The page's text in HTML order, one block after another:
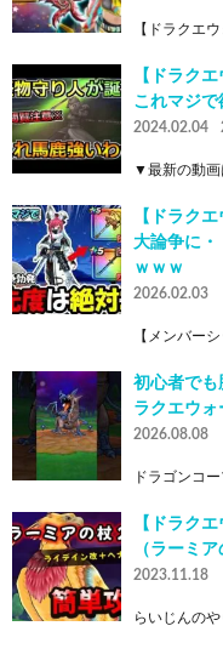
【ドラクエ
【ドラク
これマジで
2024.02.04
▼最新の動
【ドラク
大論争に・
ｗｗｗ
2026.02.03
【メンバー
初心者でも
ラクエウォ
2026.08.08
ドラゴンコ
【ドラク
（ラーミ
2023.11.18
らいじんの